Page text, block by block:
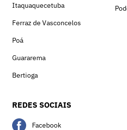
Itaquaquecetuba
Ferraz de Vasconcelos
Poá
Guararema
Bertioga
REDES SOCIAIS
Facebook